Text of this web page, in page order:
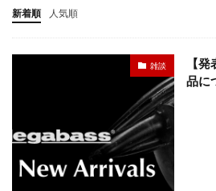
新着順 人気順
雑談
【
品に